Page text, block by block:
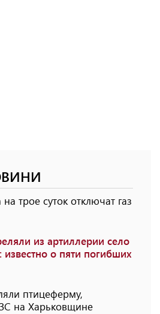
трое суток отключат газ
из артиллерии село
о пяти погибших
птицеферму,
на Харьковщине